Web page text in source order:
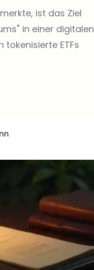
ist das Ziel
in einer digitalen
ETFs